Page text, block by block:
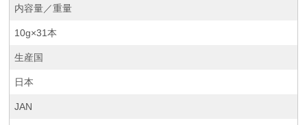
内容量／重量
10g×31本
生産国
日本
JAN